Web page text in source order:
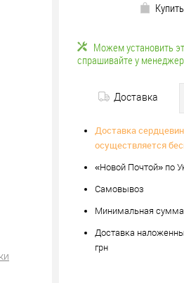
Можем установить
спрашивайте у
Доставка
Доставка
осуществляется
«Новой Почтой» по
Самовывоз
Минимальная сумма
Доставка
грн